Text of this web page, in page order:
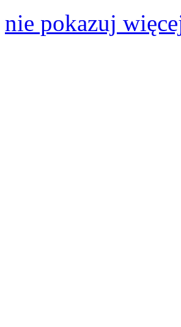
nie pokazuj